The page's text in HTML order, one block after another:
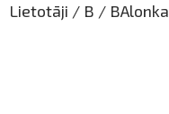
Lietotāji / B / BAlonka